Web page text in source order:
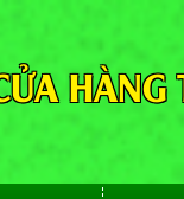
HÀNG